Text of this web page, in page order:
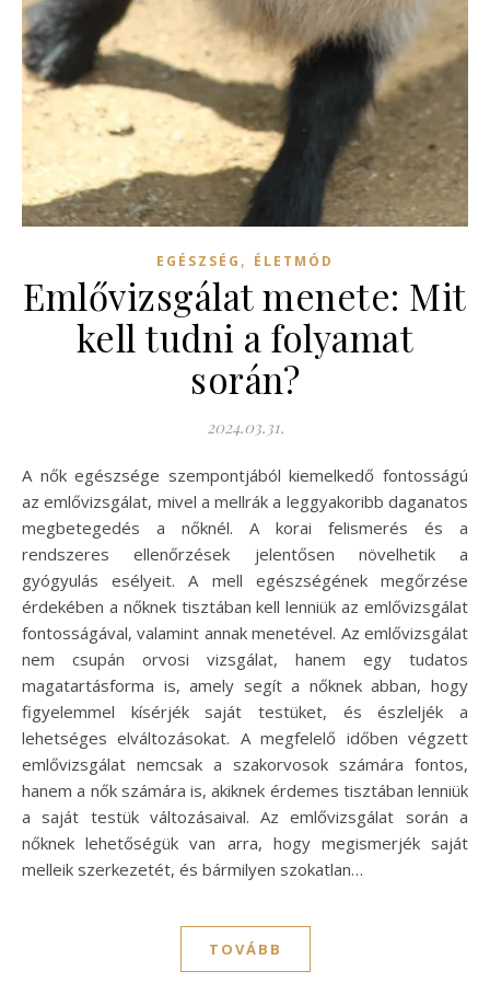
EGÉSZSÉG , ÉLETMÓD
Emlővizsgálat menete: Mit
kell tudni a folyamat
során?
2024.03.31.
A nők egészsége szempontjából kiemelkedő fontosságú
az emlővizsgálat, mivel a mellrák a leggyakoribb daganatos
megbetegedés a nőknél. A korai felismerés és a
rendszeres ellenőrzések jelentősen növelhetik a
gyógyulás esélyeit. A mell egészségének megőrzése
érdekében a nőknek tisztában kell lenniük az emlővizsgálat
fontosságával, valamint annak menetével. Az emlővizsgálat
nem csupán orvosi vizsgálat, hanem egy tudatos
magatartásforma is, amely segít a nőknek abban, hogy
figyelemmel kísérjék saját testüket, és észleljék a
lehetséges elváltozásokat. A megfelelő időben végzett
emlővizsgálat nemcsak a szakorvosok számára fontos,
hanem a nők számára is, akiknek érdemes tisztában lenniük
a saját testük változásaival. Az emlővizsgálat során a
nőknek lehetőségük van arra, hogy megismerjék saját
melleik szerkezetét, és bármilyen szokatlan…
TOVÁBB